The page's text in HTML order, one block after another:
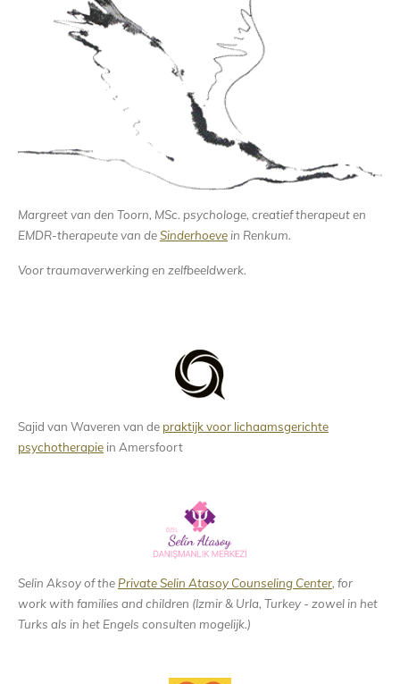
Margreet van den Toorn, MSc. psychologe, creatief therapeut en
EMDR-therapeute van deSinderhoevein Renkum.
Voor traumaverwerking en zelfbeeldwerk.
Sajid van Waveren van de praktijk voor lichaamsgerichte
psychotherapie in Amersfoort
Selin Aksoy of the Private Selin Atasoy Counseling Center, for
work with families and children (Izmir & Urla, Turkey - zowel in het
Turks als in het Engels consulten mogelijk.)